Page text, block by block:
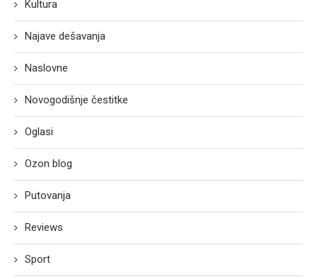
Kultura
Najave dešavanja
Naslovne
Novogodišnje čestitke
Oglasi
Ozon blog
Putovanja
Reviews
Sport